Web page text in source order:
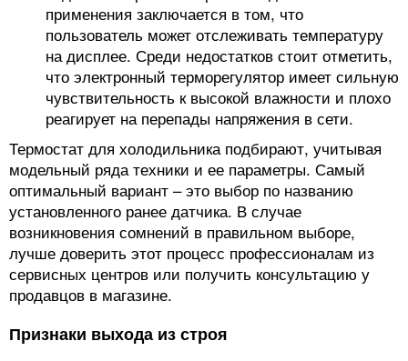
применения заключается в том, что
пользователь может отслеживать температуру
на дисплее. Среди недостатков стоит отметить,
что электронный терморегулятор имеет сильную
чувствительность к высокой влажности и плохо
реагирует на перепады напряжения в сети.
Термостат для холодильника подбирают, учитывая
модельный ряда техники и ее параметры. Самый
оптимальный вариант – это выбор по названию
установленного ранее датчика. В случае
возникновения сомнений в правильном выборе,
лучше доверить этот процесс профессионалам из
сервисных центров или получить консультацию у
продавцов в магазине.
Признаки выхода из строя